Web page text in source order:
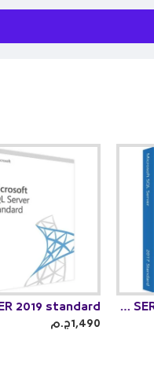
SQL SERVER 2017 Standard
1,490ج.م